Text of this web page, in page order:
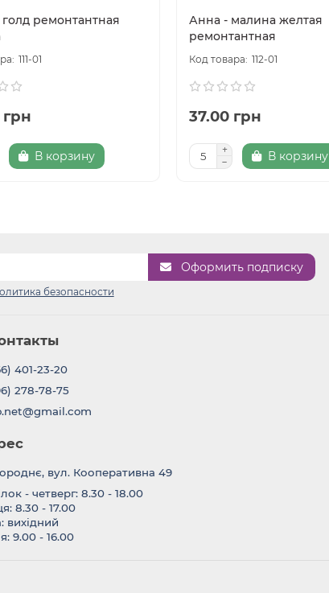
ремонтантная
111-01
В корзину
Анна - малина желтая
ремонтантная
112-01
37.00 грн
В корзину
Оформить подписку
безопасности
401-23-20
278-78-75
вул. Кооперативна 49
- четверг: 8.30 - 18.00
8.30 - 17.00
вихідний
9.00 - 16.00